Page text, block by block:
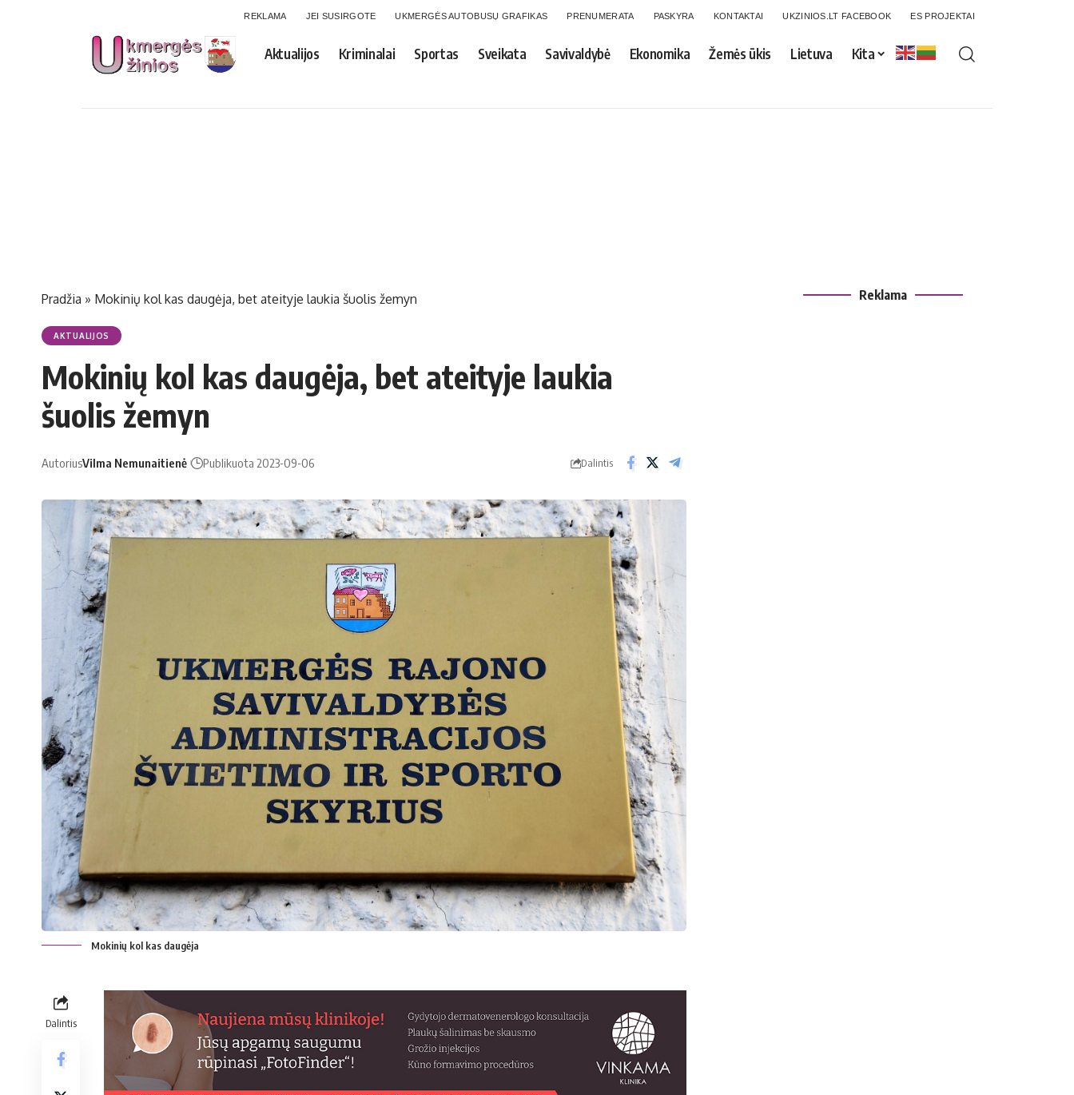
REKLAMA JEI SUSIRGOTE UKMERGĖS AUTOBUSŲ GRAFIKAS PRENUMERATA PASKYRA KONTAKTAI UKZINIOS.LT FACEBOOK ES PROJEKTAI
Aktualijos Kriminalai Sportas Sveikata Savivaldybė Ekonomika Žemės ūkis Lietuva Kita
Pradžia » Mokinių kol kas daugėja, bet ateityje laukia šuolis žemyn
AKTUALIJOS
Mokinių kol kas daugėja, bet ateityje laukia
šuolis žemyn
AutoriusVilma Nemunaitienė Publikuota 2023-09-06 Dalintis
Mokinių kol kas daugėja
Dalintis
Reklama